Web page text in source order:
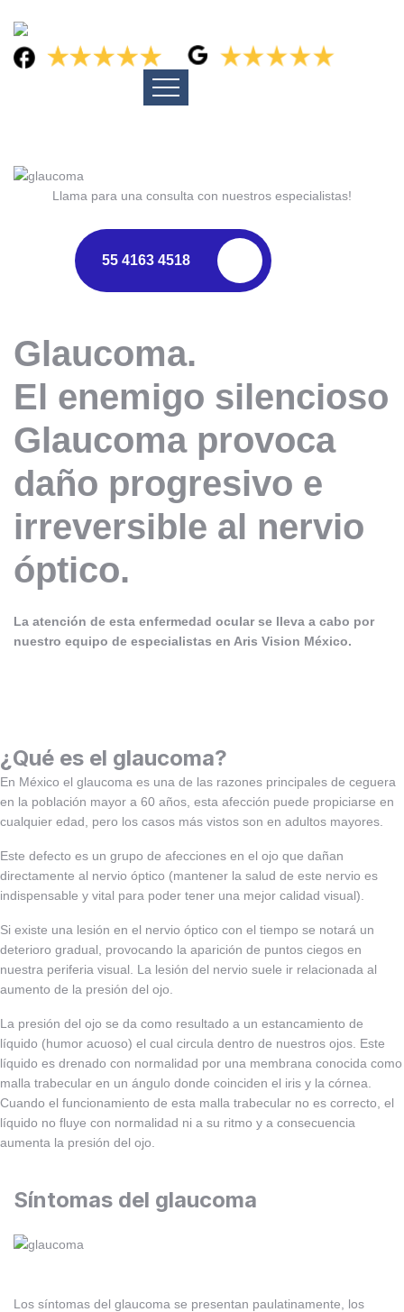
Llama para una consulta con nuestros especialistas!
55 4163 4518
Glaucoma.
El enemigo silencioso
Glaucoma provoca
daño progresivo e
irreversible al nervio
óptico.
La atención de esta enfermedad ocular se lleva a cabo por
nuestro equipo de especialistas en Aris Vision México.
¿Qué es el glaucoma?
En México el glaucoma es una de las razones principales de ceguera
en la población mayor a 60 años, esta afección puede propiciarse en
cualquier edad, pero los casos más vistos son en adultos mayores.
Este defecto es un grupo de afecciones en el ojo que dañan
directamente al nervio óptico (mantener la salud de este nervio es
indispensable y vital para poder tener una mejor calidad visual).
Si existe una lesión en el nervio óptico con el tiempo se notará un
deterioro gradual, provocando la aparición de puntos ciegos en
nuestra periferia visual. La lesión del nervio suele ir relacionada al
aumento de la presión del ojo.
La presión del ojo se da como resultado a un estancamiento de
líquido (humor acuoso) el cual circula dentro de nuestros ojos. Este
líquido es drenado con normalidad por una membrana conocida como
malla trabecular en un ángulo donde coinciden el iris y la córnea.
Cuando el funcionamiento de esta malla trabecular no es correcto, el
líquido no fluye con normalidad ni a su ritmo y a consecuencia
aumenta la presión del ojo.
Síntomas del glaucoma
Los síntomas del glaucoma se presentan paulatinamente, los